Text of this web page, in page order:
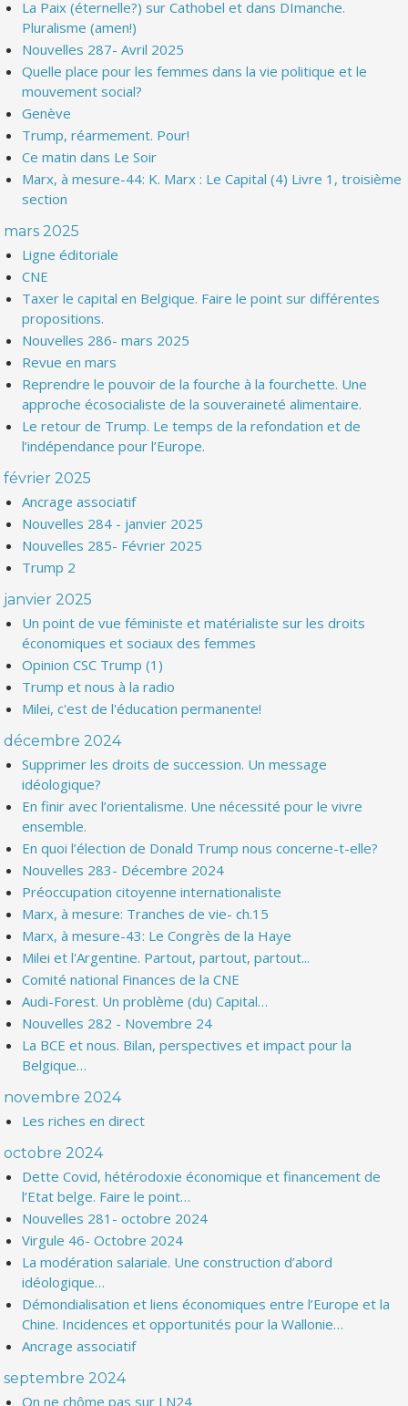
La Paix (éternelle?) sur Cathobel et dans DImanche.
Pluralisme (amen!)
Nouvelles 287- Avril 2025
Quelle place pour les femmes dans la vie politique et le
mouvement social?
Genève
Trump, réarmement. Pour!
Ce matin dans Le Soir
Marx, à mesure-44: K. Marx : Le Capital (4) Livre 1, troisième
section
mars 2025
Ligne éditoriale
CNE
Taxer le capital en Belgique. Faire le point sur différentes
propositions.
Nouvelles 286- mars 2025
Revue en mars
Reprendre le pouvoir de la fourche à la fourchette. Une
approche écosocialiste de la souveraineté alimentaire.
Le retour de Trump. Le temps de la refondation et de
l’indépendance pour l’Europe.
février 2025
Ancrage associatif
Nouvelles 284 - janvier 2025
Nouvelles 285- Février 2025
Trump 2
janvier 2025
Un point de vue féministe et matérialiste sur les droits
économiques et sociaux des femmes
Opinion CSC Trump (1)
Trump et nous à la radio
Milei, c'est de l'éducation permanente!
décembre 2024
Supprimer les droits de succession. Un message
idéologique?
En finir avec l’orientalisme. Une nécessité pour le vivre
ensemble.
En quoi l’élection de Donald Trump nous concerne-t-elle?
Nouvelles 283- Décembre 2024
Préoccupation citoyenne internationaliste
Marx, à mesure: Tranches de vie- ch.15
Marx, à mesure-43: Le Congrès de la Haye
Milei et l'Argentine. Partout, partout, partout...
Comité national Finances de la CNE
Audi-Forest. Un problème (du) Capital…
Nouvelles 282 - Novembre 24
La BCE et nous. Bilan, perspectives et impact pour la
Belgique…
novembre 2024
Les riches en direct
octobre 2024
Dette Covid, hétérodoxie économique et financement de
l’Etat belge. Faire le point…
Nouvelles 281- octobre 2024
Virgule 46- Octobre 2024
La modération salariale. Une construction d’abord
idéologique…
Démondialisation et liens économiques entre l’Europe et la
Chine. Incidences et opportunités pour la Wallonie…
Ancrage associatif
septembre 2024
On ne chôme pas sur LN24